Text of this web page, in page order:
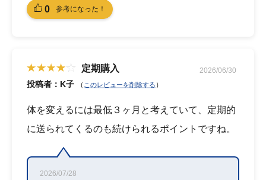
0 参考になった！
定期購入 2026/06/30
投稿者：K子 （ このレビューを削除する ）
体を変えるには最低３ヶ月と考えていて、定期的
に送られてくるのも続けられるポイントですね。
2026/07/28